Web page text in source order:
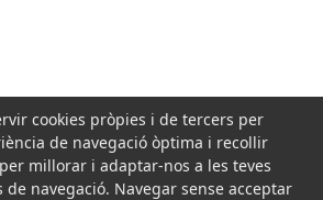
de:
cookies pròpies i de tercers per
de navegació òptima i recollir
millorar i adaptar-nos a les teves
navegació. Navegar sense acceptar